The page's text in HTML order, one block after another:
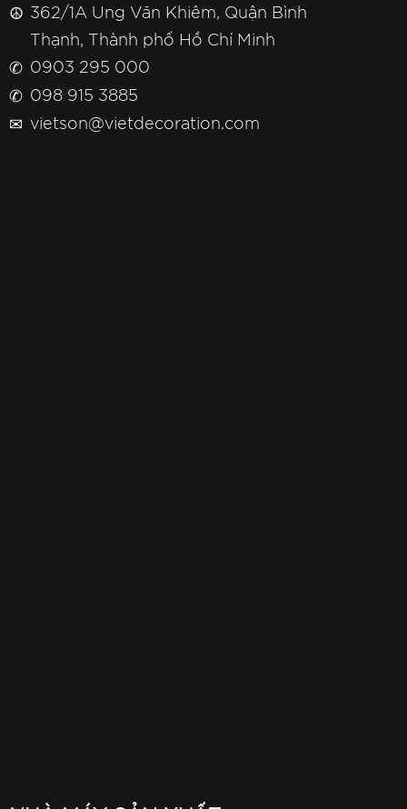
☮ 362/1A Ung Văn Khiêm, Quận Bình
Thạnh, Thành phố Hồ Chí Minh
✆ 0903 295 000
✆ 098 915 3885
✉ vietson@vietdecoration.com